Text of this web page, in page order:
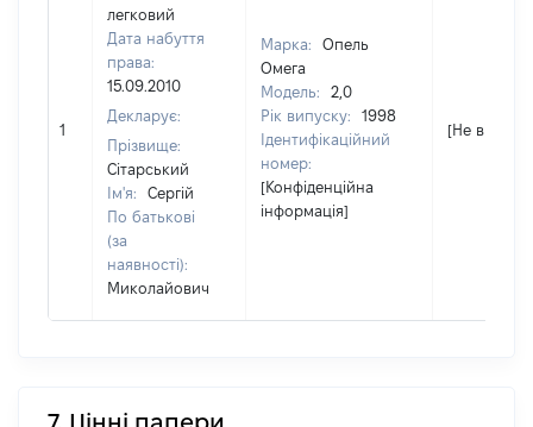
1
легковий
Дата набуття
права:
15.09.2010
Декларує:
Прізвище:
Сітарський
Ім'я:
Сергій
По батькові
(за
наявності):
Миколайович
Марка:
Опель
Омега
Модель:
2,0
Рік випуску:
1998
Ідентифікаційний
номер:
[Конфіденційна
інформація]
[Не відомо]